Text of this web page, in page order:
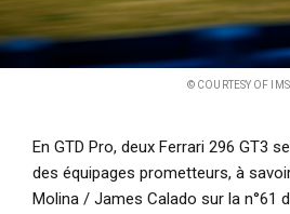
© COURTESY OF
En GTD Pro, deux Ferrari 296 GT3
des équipages prometteurs, à
Molina / James Calado sur la n°61